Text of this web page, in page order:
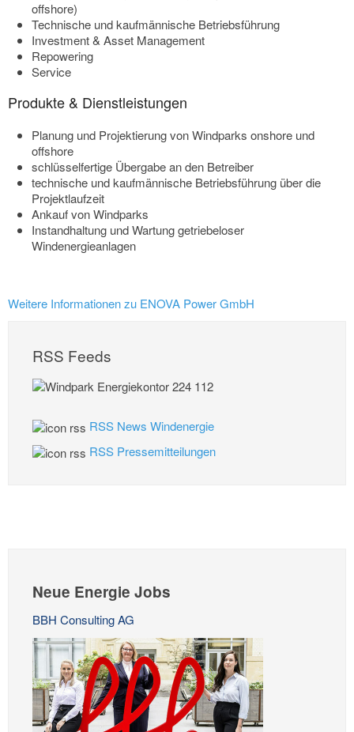
offshore)
Technische und kaufmännische Betriebsführung
Investment & Asset Management
Repowering
Service
Produkte & Dienstleistungen
Planung und Projektierung von Windparks onshore und
offshore
schlüsselfertige Übergabe an den Betreiber
technische und kaufmännische Betriebsführung über die
Projektlaufzeit
Ankauf von Windparks
Instandhaltung und Wartung getriebeloser
Windenergieanlagen
Weitere Informationen zu ENOVA Power GmbH
RSS Feeds
RSS News Windenergie
RSS Pressemitteilungen
Neue Energie Jobs
BBH Consulting AG